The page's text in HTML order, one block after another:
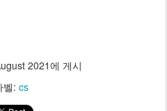
2021에 게시
벨: cs